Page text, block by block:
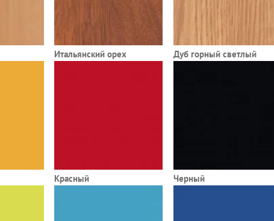
Итальянский орех Дуб горный светлый
Красный Черный